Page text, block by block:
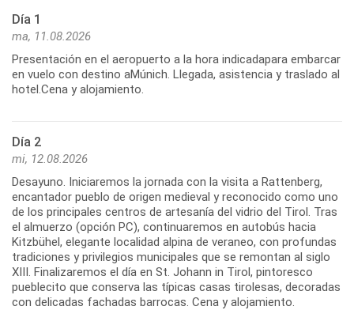
Día 1
ma, 11.08.2026
Presentación en el aeropuerto a la hora indicadapara embarcar
en vuelo con destino aMúnich. Llegada, asistencia y traslado al
hotel.Cena y alojamiento.
Día 2
mi, 12.08.2026
Desayuno. Iniciaremos la jornada con la visita a Rattenberg,
encantador pueblo de origen medieval y reconocido como uno
de los principales centros de artesanía del vidrio del Tirol. Tras
el almuerzo (opción PC), continuaremos en autobús hacia
Kitzbühel, elegante localidad alpina de veraneo, con profundas
tradiciones y privilegios municipales que se remontan al siglo
XIII. Finalizaremos el día en St. Johann in Tirol, pintoresco
pueblecito que conserva las típicas casas tirolesas, decoradas
con delicadas fachadas barrocas. Cena y alojamiento.